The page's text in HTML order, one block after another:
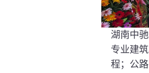
湖南中
专业建
程；公